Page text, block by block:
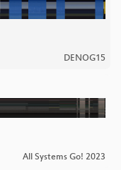
DENOG15
All Systems Go! 2023